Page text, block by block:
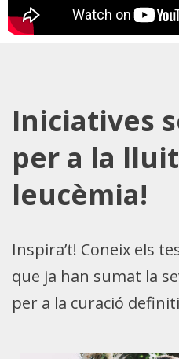
Iniciatives
per a la
leucèmia!
Inspira’t! Coneix els
que ja han sumat la
per a la curació